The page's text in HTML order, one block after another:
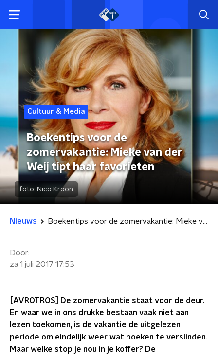
Cultuur & Media
Boekentips voor de
zomervakantie: Mieke van der
Weij tipt haar favorieten
foto: Nico Kroon
Nieuws Boekentips voor de zomervakantie: Mieke van der Weij tipt haar favorieten
Door:
za 1 juli 2017 17:53
[AVROTROS] De zomervakantie staat voor de deur.
En waar we in ons drukke bestaan vaak niet aan
lezen toekomen, is de vakantie de uitgelezen
periode om eindelijk weer wat boeken te verslinden.
Maar welke stop je nou in je koffer? De